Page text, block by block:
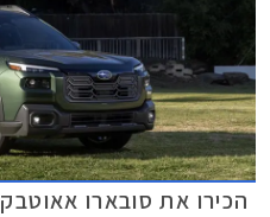
הכירו את סובארו אאוטבק 2025 החדש